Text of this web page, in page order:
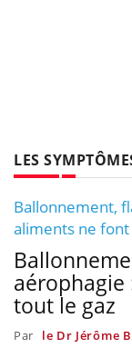
LES
Ballonnement,
aliments ne font
aérophagie
tout le gaz
Par le Dr Jérôme